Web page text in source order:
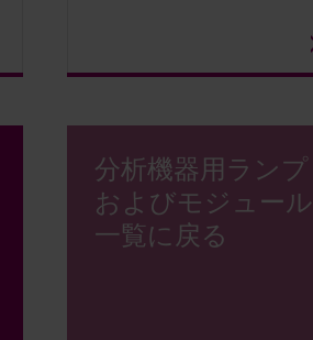
分析機器用ランプ
およびモジュール
一覧に戻る